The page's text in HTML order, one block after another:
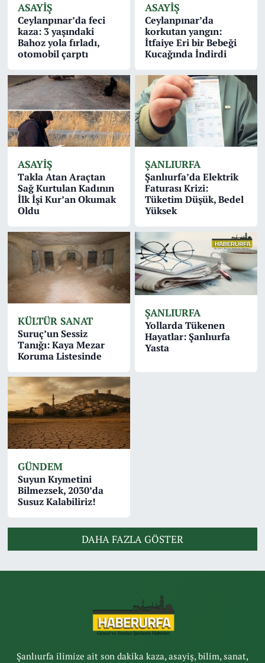
ASAYİŞ
Ceylanpınar’da feci
kaza: 3 yaşındaki
Bahoz yola fırladı,
otomobil çarptı
ASAYİŞ
Ceylanpınar’da
korkutan yangın:
İtfaiye Eri bir Bebeği
Kucağında İndirdi
ASAYİŞ
Takla Atan Araçtan
Sağ Kurtulan Kadının
İlk İşi Kur’an Okumak
Oldu
ŞANLIURFA
Şanlıurfa’da Elektrik
Faturası Krizi:
Tüketim Düşük, Bedel
Yüksek
KÜLTÜR SANAT
Suruç’un Sessiz
Tanığı: Kaya Mezar
Koruma Listesinde
ŞANLIURFA
Yollarda Tükenen
Hayatlar: Şanlıurfa
Yasta
GÜNDEM
Suyun Kıymetini
Bilmezsek, 2030’da
Susuz Kalabiliriz!
DAHA FAZLA GÖSTER
Şanlıurfa ilimize ait son dakika kaza, asayiş, bilim, sanat,